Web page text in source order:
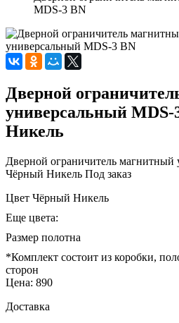
MDS-3 BN
Дверной
универсальный
Никель
Дверной ограничитель
Чёрный Никель Под заказ
Цвет Чёрный Никель
Еще цвета:
Размер полотна
*Комплект состоит из коробки,
сторон
Цена: 890
Доставка